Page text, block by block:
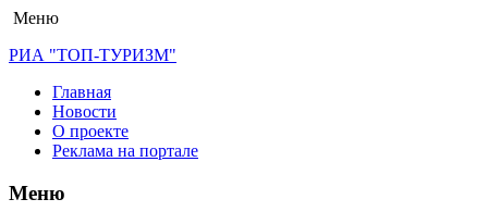
Меню
РИА "ТОП-ТУРИЗМ"
Главная
Новости
О проекте
Реклама на портале
Меню